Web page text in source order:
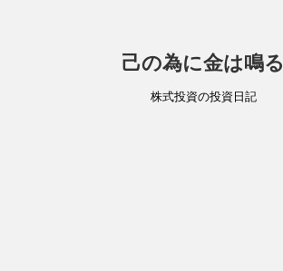
己の為に金は鳴る
株式投資の投資日記